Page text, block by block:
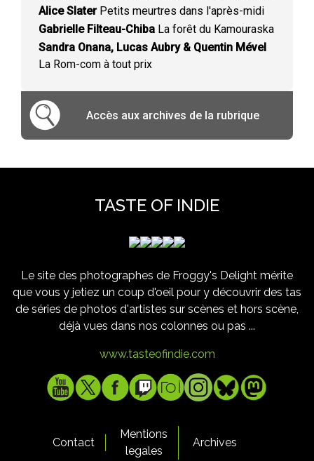
Alice SlaterPetits meurtres dans l'après-midi
Gabrielle Filteau-Chiba La forêt du Kamouraska
Sandra Onana, Lucas Aubry & Quentin Mével
La Rom-com à tout prix
Accès aux archives de la rubrique
TASTE OF INDIE
Le site des photographes de Froggy's Delight mérite
que vous y jetiez un coup d'oeil pour y découvrir des tas
de séries de photos d'artistes sur scènes et hors scène,
déjà vues dans nos colonnes ou pas ...
www.tasteofindie.com
Contact
Mentions
legales
Archives